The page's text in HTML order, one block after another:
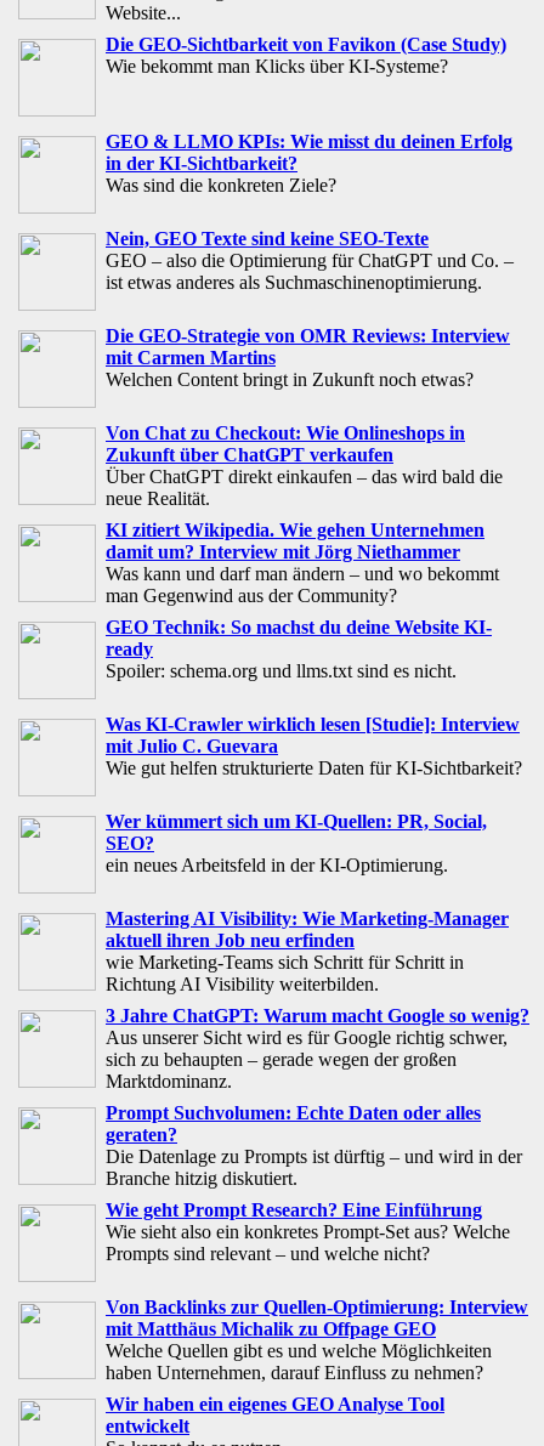
Website...
Die GEO-Sichtbarkeit von Favikon (Case Study)
Wie bekommt man Klicks über KI-Systeme?
GEO & LLMO KPIs: Wie misst du deinen Erfolg
in der KI-Sichtbarkeit?
Was sind die konkreten Ziele?
Nein, GEO Texte sind keine SEO-Texte
GEO – also die Optimierung für ChatGPT und Co. –
ist etwas anderes als Suchmaschinenoptimierung.
Die GEO-Strategie von OMR Reviews: Interview
mit Carmen Martins
Welchen Content bringt in Zukunft noch etwas?
Von Chat zu Checkout: Wie Onlineshops in
Zukunft über ChatGPT verkaufen
Über ChatGPT direkt einkaufen – das wird bald die
neue Realität.
KI zitiert Wikipedia. Wie gehen Unternehmen
damit um? Interview mit Jörg Niethammer
Was kann und darf man ändern – und wo bekommt
man Gegenwind aus der Community?
GEO Technik: So machst du deine Website KI-
ready
Spoiler: schema.org und llms.txt sind es nicht.
Was KI-Crawler wirklich lesen [Studie]: Interview
mit Julio C. Guevara
Wie gut helfen strukturierte Daten für KI-Sichtbarkeit?
Wer kümmert sich um KI-Quellen: PR, Social,
SEO?
ein neues Arbeitsfeld in der KI-Optimierung.
Mastering AI Visibility: Wie Marketing-Manager
aktuell ihren Job neu erfinden
wie Marketing-Teams sich Schritt für Schritt in
Richtung AI Visibility weiterbilden.
3 Jahre ChatGPT: Warum macht Google so wenig?
Aus unserer Sicht wird es für Google richtig schwer,
sich zu behaupten – gerade wegen der großen
Marktdominanz.
Prompt Suchvolumen: Echte Daten oder alles
geraten?
Die Datenlage zu Prompts ist dürftig – und wird in der
Branche hitzig diskutiert.
Wie geht Prompt Research? Eine Einführung
Wie sieht also ein konkretes Prompt-Set aus? Welche
Prompts sind relevant – und welche nicht?
Von Backlinks zur Quellen-Optimierung: Interview
mit Matthäus Michalik zu Offpage GEO
Welche Quellen gibt es und welche Möglichkeiten
haben Unternehmen, darauf Einfluss zu nehmen?
Wir haben ein eigenes GEO Analyse Tool
entwickelt